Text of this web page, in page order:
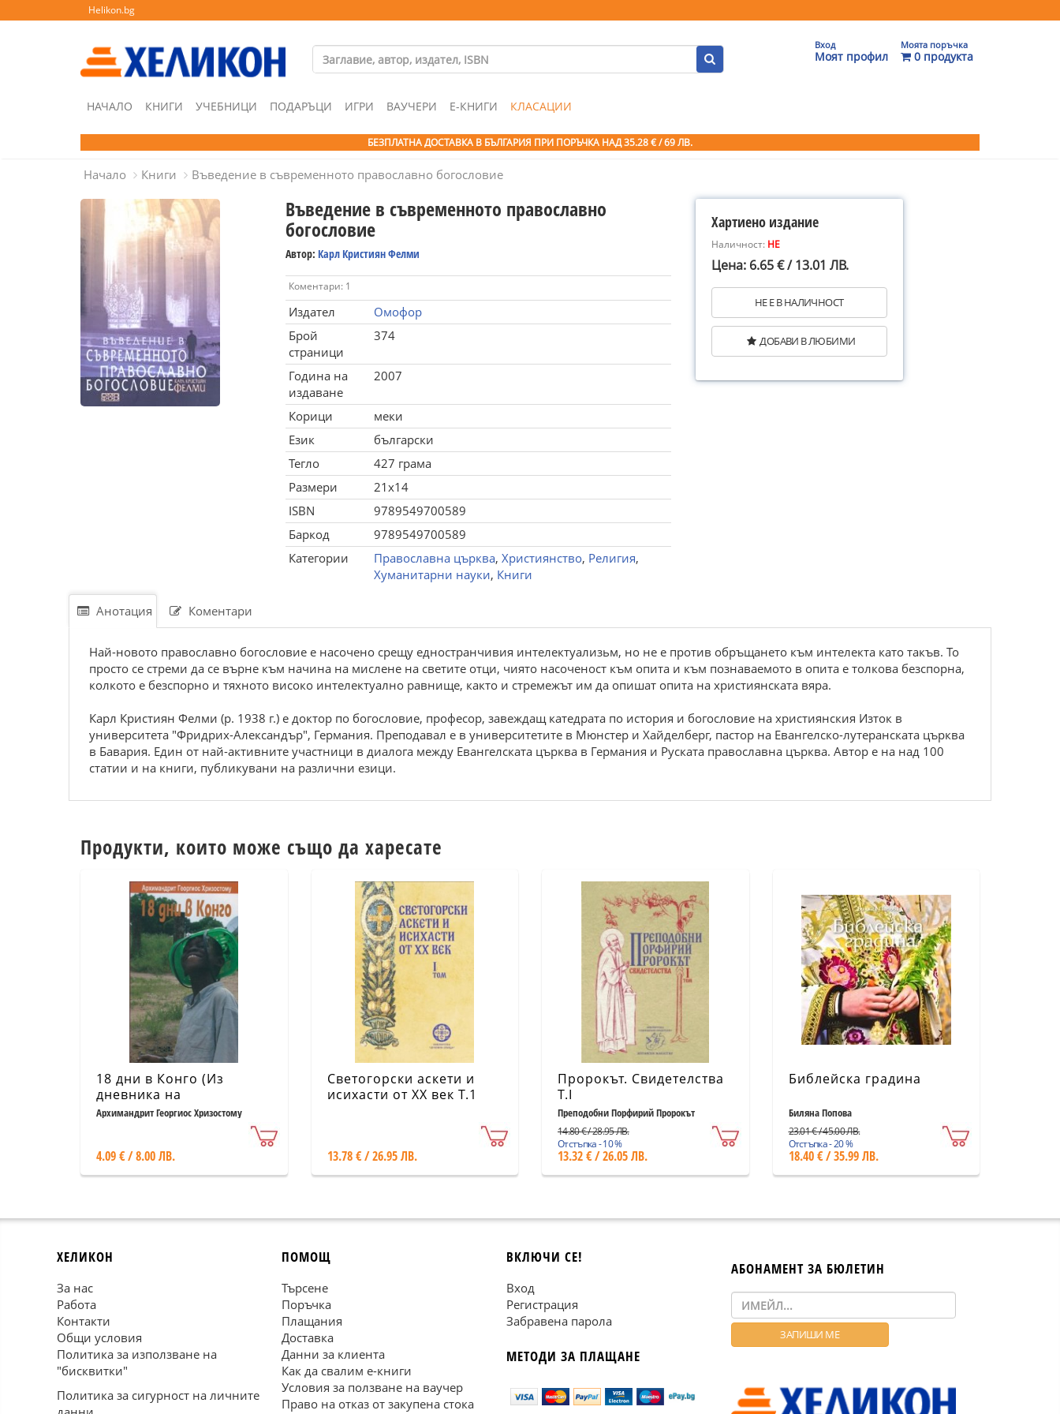
Helikon.bg
Вход
Моят профил
Моята поръчка
0 продукта
НАЧАЛО КНИГИ УЧЕБНИЦИ ПОДАРЪЦИ ИГРИ ВАУЧЕРИ Е-КНИГИ КЛАСАЦИИ
БЕЗПЛАТНА ДОСТАВКА В БЪЛГАРИЯ ПРИ ПОРЪЧКА НАД 35.28 € / 69 ЛВ.
Начало Книги Въведение в съвременното православно богословие
Въведение в съвременното православно
богословие
Автор: Карл Кристиян Фелми
Коментари: 1
Издател
Омофор
Брой
страници
374
Година на
издаване
2007
Корици
меки
Език
български
Тегло
427 грама
Размери
21x14
ISBN
9789549700589
Баркод
9789549700589
Категории
Православна църква, Християнство, Религия,
Хуманитарни науки, Книги
Хартиено издание
Наличност: НЕ
Цена: 6.65 € / 13.01 ЛВ.
НЕ Е В НАЛИЧНОСТ
ДОБАВИ В ЛЮБИМИ
Анотация Коментари
Най-новото православно богословие е насочено срещу едностранчивия интелектуализьм, но не е против обръщането към интелекта като такъв. То
просто се стреми да се върне към начина на мислене на светите отци, чиято насоченост към опита и към познаваемото в опита е толкова безспорна,
колкото е безспорно и тяхното високо интелектуално равнище, както и стремежът им да опишат опита на християнската вяра.
Карл Кристиян Фелми (р. 1938 г.) е доктор по богословие, професор, завеждащ катедрата по история и богословие на християнския Изток в
университета "Фридрих-Александър", Германия. Преподавал е в университетите в Мюнстер и Хайделберг, пастор на Евангелско-лутеранската църква
в Бавария. Един от най-активните участници в диалога между Евангелската църква в Германия и Руската православна църква. Автор е на над 100
статии и на книги, публикувани на различни езици.
Продукти, които може също да харесате
18 дни в Конго (Из
дневника на
православния мисионер)
Архимандрит Георгиос Хризостому
4.09 € / 8.00 ЛВ.
Светогорски аскети и
исихасти от XX век Т.1
13.78 € / 26.95 ЛВ.
Пророкът. Свидетелства
Т.I
Преподобни Порфирий Пророкът
14.80 € / 28.95 ЛВ.
Отстъпка - 10 %
13.32 € / 26.05 ЛВ.
Библейска градина
Биляна Попова
23.01 € / 45.00 ЛВ.
Отстъпка - 20 %
18.40 € / 35.99 ЛВ.
ХЕЛИКОН
За нас
Работа
Контакти
Общи условия
Политика за използване на
"бисквитки"
Политика за сигурност на личните
ПОМОЩ
Търсене
Поръчка
Плащания
Доставка
Данни за клиента
Как да свалим е-книги
Условия за ползване на ваучер
Право на отказ от закупена стока
ВКЛЮЧИ СЕ!
Вход
Регистрация
Забравена парола
МЕТОДИ ЗА ПЛАЩАНЕ
АБОНАМЕНТ ЗА БЮЛЕТИН